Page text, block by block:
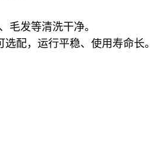
发等清洗干净。
配，运行平稳、使用寿命长。